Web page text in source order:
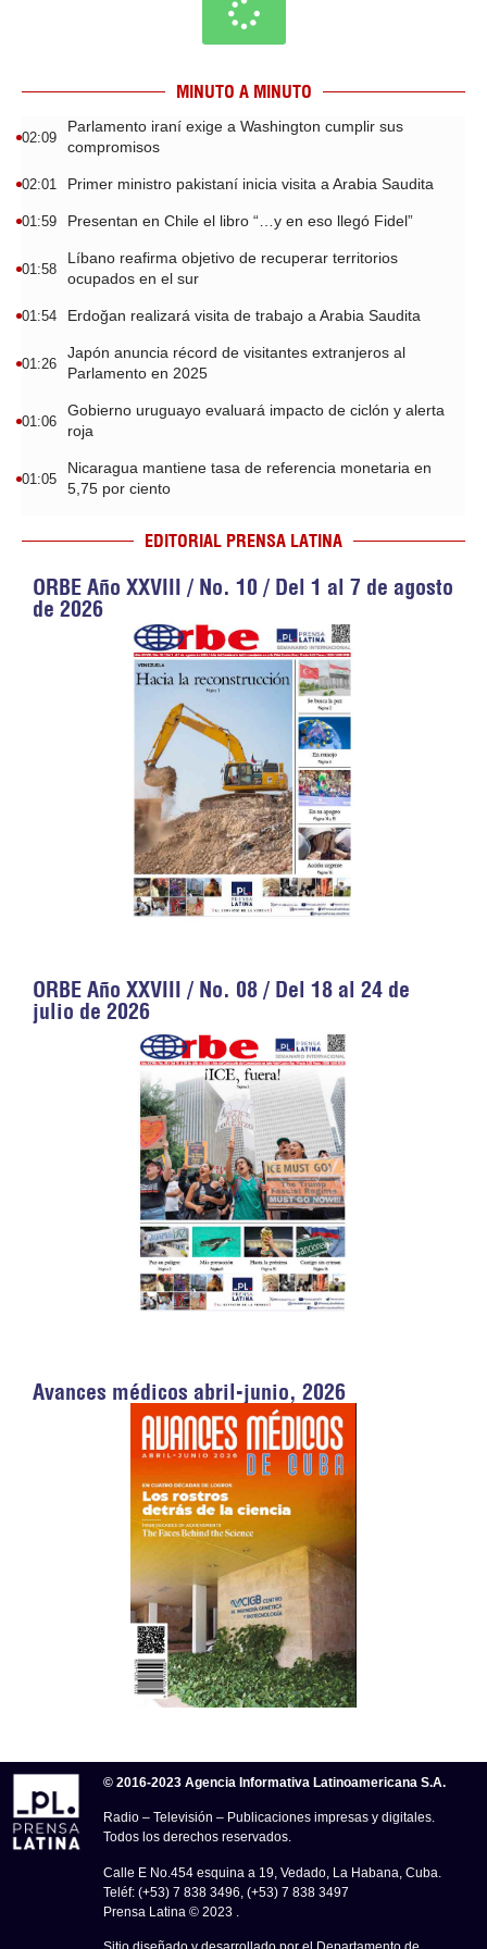
MINUTO A MINUTO
02:09
Parlamento iraní exige a Washington cumplir sus
compromisos
02:01 Primer ministro pakistaní inicia visita a Arabia Saudita
01:59 Presentan en Chile el libro “…y en eso llegó Fidel”
01:58
Líbano reafirma objetivo de recuperar territorios
ocupados en el sur
01:54 Erdoğan realizará visita de trabajo a Arabia Saudita
01:26
Japón anuncia récord de visitantes extranjeros al
Parlamento en 2025
01:06
Gobierno uruguayo evaluará impacto de ciclón y alerta
roja
01:05
Nicaragua mantiene tasa de referencia monetaria en
5,75 por ciento
EDITORIAL PRENSA LATINA
ORBE Año XXVIII / No. 10 / Del 1 al 7 de agosto
de 2026
ORBE Año XXVIII / No. 08 / Del 18 al 24 de
julio de 2026
Avances médicos abril-junio, 2026
© 2016-2023 Agencia Informativa Latinoamericana S.A.
Radio – Televisión – Publicaciones impresas y digitales.
Todos los derechos reservados.
Calle E No.454 esquina a 19, Vedado, La Habana, Cuba.
Teléf: (+53) 7 838 3496, (+53) 7 838 3497
Prensa Latina © 2023 .